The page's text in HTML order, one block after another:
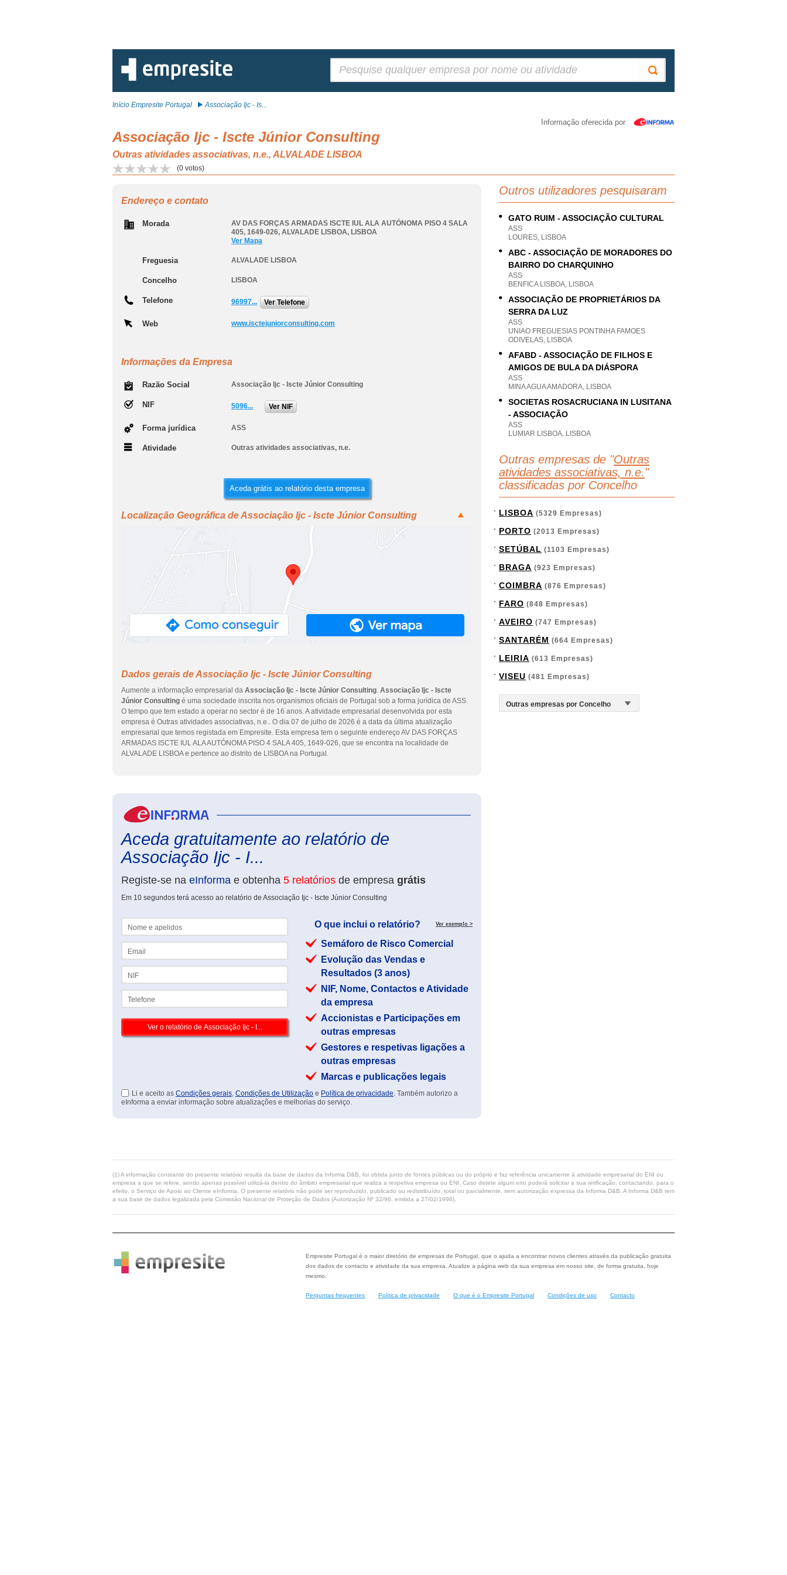
Início Empresite Portugal Associação Ijc - Is...
Informação oferecida por
Associação Ijc - Iscte Júnior Consulting
Outras atividades associativas, n.e., ALVALADE LISBOA
(0 votos)
Endereço e contato
Morada
AV DAS FORÇAS ARMADAS ISCTE IUL ALA AUTÓNOMA PISO 4 SALA
405, 1649-026, ALVALADE LISBOA, LISBOA
Ver Mapa
Freguesia ALVALADE LISBOA
Concelho LISBOA
Telefone 96997... Ver Telefone
Web www.isctejuniorconsulting.com
Informações da Empresa
Razão Social Associação Ijc - Iscte Júnior Consulting
NIF 5096... Ver NIF
Forma jurídica ASS
Atividade Outras atividades associativas, n.e.
Aceda grátis ao relatório desta empresa
Localização Geográfica de Associação Ijc - Iscte Júnior Consulting
Dados gerais de Associação Ijc - Iscte Júnior Consulting
Aumente a informação empresarial da Associação Ijc - Iscte Júnior Consulting. Associação Ijc - Iscte
Júnior Consulting é uma sociedade inscrita nos organismos oficiais de Portugal sob a forma jurídica de ASS.
O tempo que tem estado a operar no sector é de 16 anos. A atividade empresarial desenvolvida por esta
empresa é Outras atividades associativas, n.e.. O dia 07 de julho de 2026 é a data da última atualização
empresarial que temos registada em Empresite. Esta empresa tem o seguinte endereço AV DAS FORÇAS
ARMADAS ISCTE IUL ALA AUTÓNOMA PISO 4 SALA 405, 1649-026, que se encontra na localidade de
ALVALADE LISBOA e pertence ao distrito de LISBOA na Portugal.
Aceda gratuitamente ao relatório de
Associação Ijc - I...
Registe-se na eInforma e obtenha 5 relatórios de empresa grátis
Em 10 segundos terá acesso ao relatório de Associação Ijc - Iscte Júnior Consulting
O que inclui o relatório? Ver exemplo >
Semáforo de Risco Comercial
Evolução das Vendas e
Resultados (3 anos)
NIF, Nome, Contactos e Atividade
da empresa
Accionistas e Participações em
outras empresas
Gestores e respetivas ligações a
outras empresas
Marcas e publicações legais
Li e aceito as Condições gerais, Condições de Utilização e Política de privacidade. Também autorizo a
eInforma a enviar informação sobre atualizações e melhorias do serviço.
Outros utilizadores pesquisaram
GATO RUIM - ASSOCIAÇÃO CULTURAL
ASS
LOURES, LISBOA
ABC - ASSOCIAÇÃO DE MORADORES DO
BAIRRO DO CHARQUINHO
ASS
BENFICA LISBOA, LISBOA
ASSOCIAÇÃO DE PROPRIETÁRIOS DA
SERRA DA LUZ
ASS
UNIAO FREGUESIAS PONTINHA FAMOES
ODIVELAS, LISBOA
AFABD - ASSOCIAÇÃO DE FILHOS E
AMIGOS DE BULA DA DIÁSPORA
ASS
MINA AGUA AMADORA, LISBOA
SOCIETAS ROSACRUCIANA IN LUSITANA
- ASSOCIAÇÃO
ASS
LUMIAR LISBOA, LISBOA
Outras empresas de "Outras
atividades associativas, n.e. "
classificadas por Concelho
LISBOA (5329 Empresas)
PORTO (2013 Empresas)
SETÚBAL (1103 Empresas)
BRAGA (923 Empresas)
COIMBRA (876 Empresas)
FARO (848 Empresas)
AVEIRO (747 Empresas)
SANTARÉM (664 Empresas)
LEIRIA (613 Empresas)
VISEU (481 Empresas)
(1) A informação constante do presente relatório resulta da base de dados da Informa D&B, foi obtida junto de fontes públicas ou do próprio e faz referência unicamente à atividade empresarial do ENI ou
empresa a que se refere, sendo apenas possível utilizá-la dentro do âmbito empresarial que realiza a respetiva empresa ou ENI. Caso detete algum erro poderá solicitar a sua retificação, contactando, para o
efeito, o Serviço de Apoio ao Cliente eInforma. O presente relatório não pode ser reproduzido, publicado ou redistribuído, total ou parcialmente, sem autorização expressa da Informa D&B. A Informa D&B tem
a sua base de dados legalizada pela Comissão Nacional de Proteção de Dados (Autorização Nº 32/96, emitida a 27/02/1996).
Empresite Portugal é o maior diretório de empresas de Portugal, que o ajuda a encontrar novos clientes através da publicação gratuita
dos dados de contacto e atividade da sua empresa. Atualize a página web da sua empresa em nosso site, de forma gratuita, hoje
mesmo.
Perguntas frequentes Política de privacidade O que é o Empresite Portugal Condições de uso Contacto